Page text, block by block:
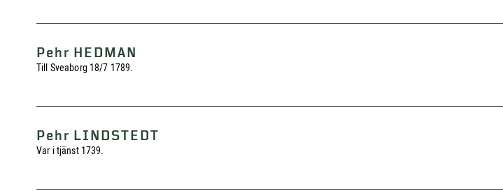
Pehr HEDMAN
Till Sveaborg 18/7 1789.
Pehr LINDSTEDT
Var i tjänst 1739.